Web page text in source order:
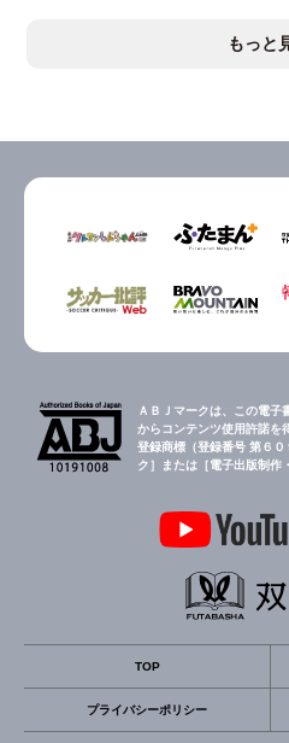
もっと
ＡＢＪマークは、この電子
からコンテンツ使用許諾を
登録商標（登録番号 第６
ク］または［電子出版制作
TOP
プライバシーポリシー